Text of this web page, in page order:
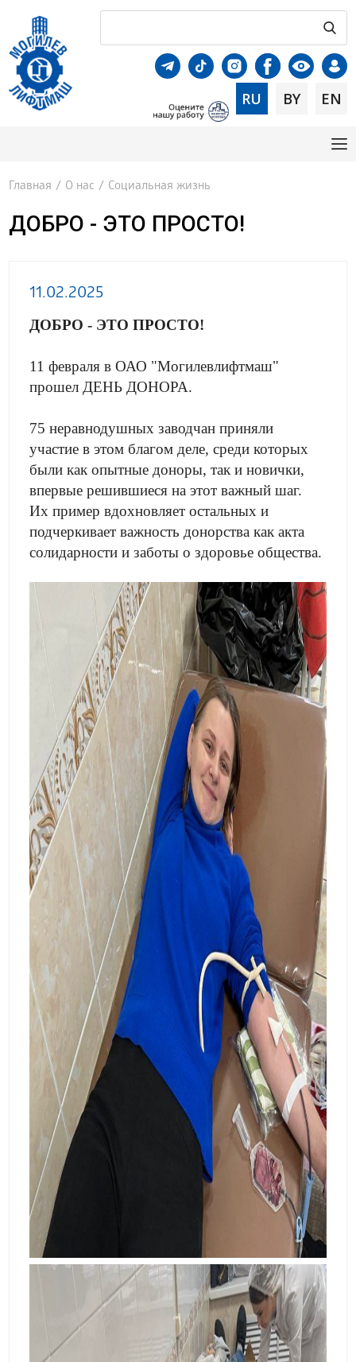
RU BY EN
Главная / О нас / Социальная жизнь
ДОБРО - ЭТО ПРОСТО!
11.02.2025
ДОБРО - ЭТО ПРОСТО!
11 февраля в ОАО "Могилевлифтмаш"
прошел ДЕНЬ ДОНОРА.
75 неравнодушных заводчан приняли
участие в этом благом деле, среди которых
были как опытные доноры, так и новички,
впервые решившиеся на этот важный шаг.
Их пример вдохновляет остальных и
подчеркивает важность донорства как акта
солидарности и заботы о здоровье общества.